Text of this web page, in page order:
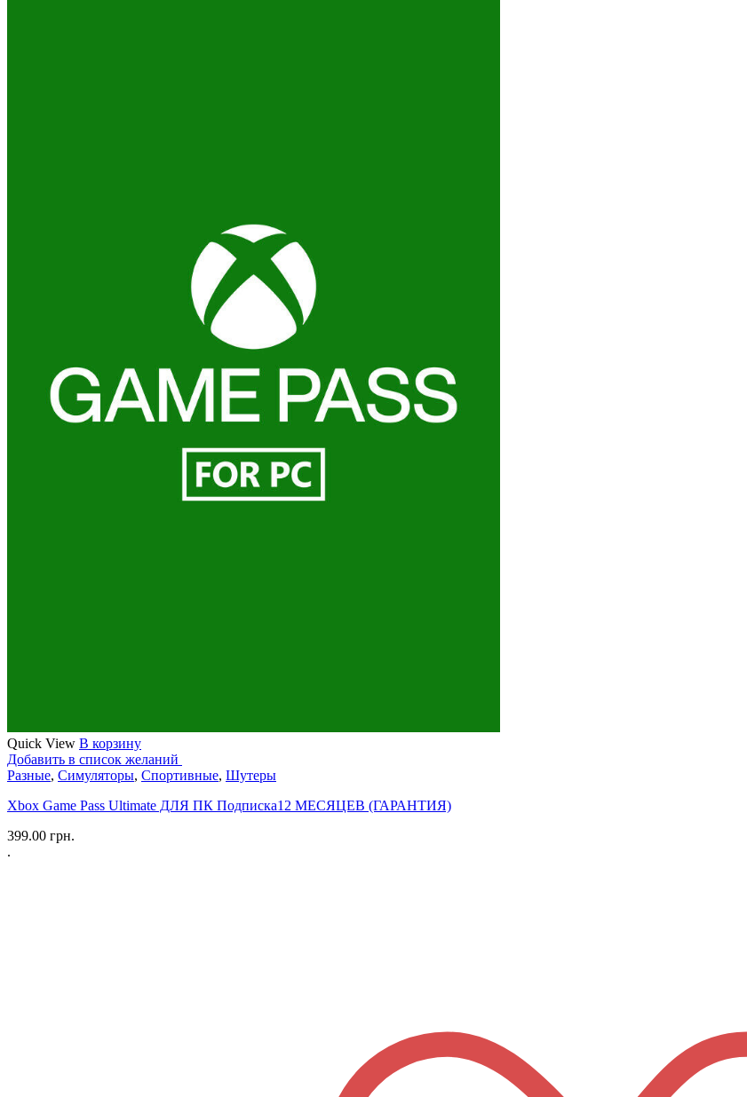
Quick View В корзину
Добавить в список желаний
Разные, Симуляторы, Спортивные, Шутеры
Xbox Game Pass Ultimate ДЛЯ ПК Подписка12 МЕСЯЦЕВ (ГАРАНТИЯ)
399.00 грн.
.